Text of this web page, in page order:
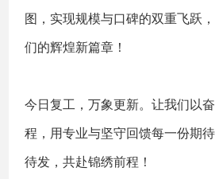
图，实现规模与口碑的双重飞跃
们的辉煌新篇章！
今日复工，万象更新。让我们以
程，用专业与坚守回馈每一份期
待发，共赴锦绣前程！